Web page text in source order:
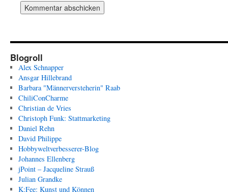
Blogroll
Alex Schnapper
Ansgar Hillebrand
Barbara "Männerversteherin" Raab
ChiliConCharme
Christian de Vries
Christoph Funk: Stattmarketing
Daniel Rehn
David Philippe
Hobbyweltverbesserer-Blog
Johannes Ellenberg
jPoint – Jacqueline Strauß
Julian Grandke
K:Fee: Kunst und Können